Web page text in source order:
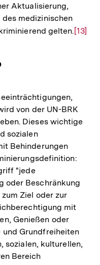
Fußnote
Aktualisierung,
medizinischen
gelten. Zur
[13]
von der UN-BRK
Dieses wichtige
sozialen
Behinderungen
"jede
oder Beschränkung
Ziel oder zur
mit
Genießen oder
und Grundfreiheiten
sozialen, kulturellen,
Bereich